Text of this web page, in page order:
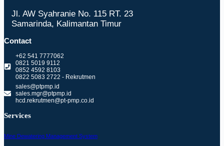
Jl. AW Syahranie No. 115 RT. 23
Samarinda, Kalimantan Timur
Contact
+62 541 7777062
0821 5019 9112
0852 4592 8103
0822 5083 2722 - Rekrutmen
sales@ptpmp.id
sales.mgr@ptpmp.id
hcd.rekrutmen@pt-pmp.co.id
Services
Mine Dewatering Management System